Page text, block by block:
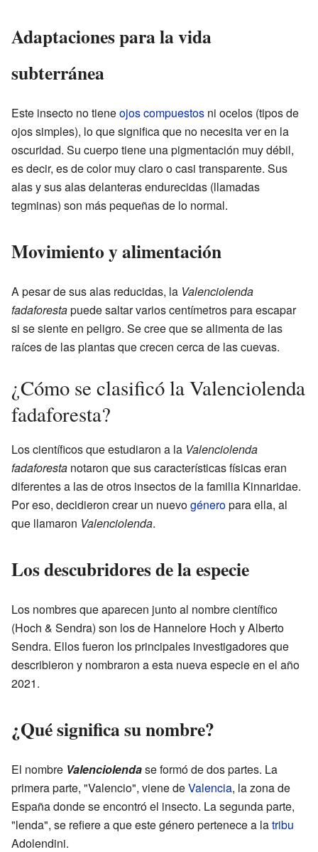
Adaptaciones para la vida
subterránea
Este insecto no tieneojos compuestos ni ocelos (tipos de
ojos simples), lo que significa que no necesita ver en la
oscuridad. Su cuerpo tiene una pigmentación muy débil,
es decir, es de color muy claro o casi transparente. Sus
alas y sus alas delanteras endurecidas (llamadas
tegminas) son más pequeñas de lo normal.
Movimiento y alimentación
A pesar de sus alas reducidas, la Valenciolenda
fadaforestapuede saltar varios centímetros para escapar
si se siente en peligro. Se cree que se alimenta de las
raíces de las plantas que crecen cerca de las cuevas.
¿Cómo se clasificó la Valenciolenda
fadaforesta?
Los científicos que estudiaron a la Valenciolenda
fadaforesta notaron que sus características físicas eran
diferentes a las de otros insectos de la familia Kinnaridae.
Por eso, decidieron crear un nuevogéneropara ella, al
que llamaron Valenciolenda.
Los descubridores de la especie
Los nombres que aparecen junto al nombre científico
(Hoch & Sendra) son los de Hannelore Hoch y Alberto
Sendra. Ellos fueron los principales investigadores que
describieron y nombraron a esta nueva especie en el año
2021.
¿Qué significa su nombre?
El nombre Valenciolendase formó de dos partes. La
primera parte, "Valencio", viene deValencia, la zona de
España donde se encontró el insecto. La segunda parte,
"lenda", se refiere a que este género pertenece a latribu
Adolendini.